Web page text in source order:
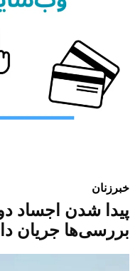
خبر زنان
پیدا شدن اجساد
بررسی‌ها جریان